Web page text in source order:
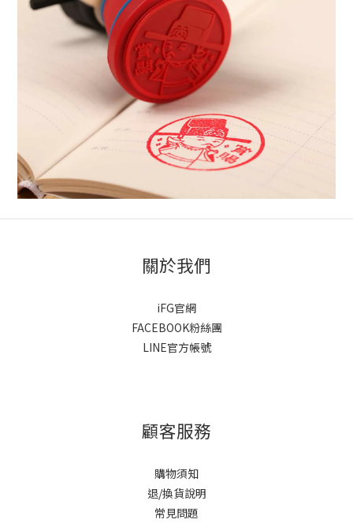
關於我們
iFG官網
FACEBOOK粉絲團
LINE官方帳號
顧客服務
購物須知
退/換貨說明
常見問題